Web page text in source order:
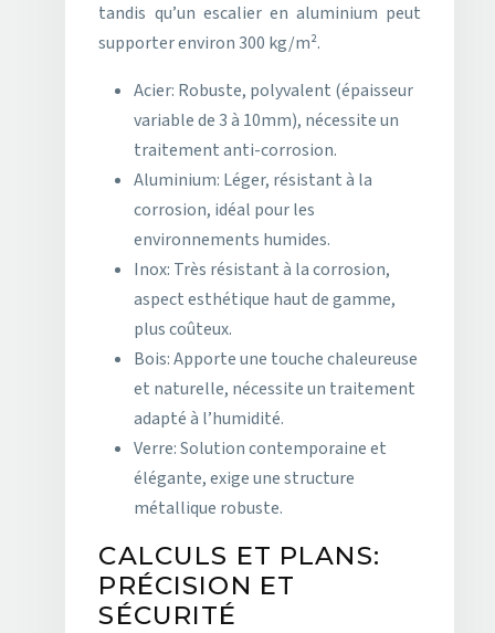
tandis qu’un escalier en aluminium peut
supporter environ 300 kg/m².
Acier: Robuste, polyvalent (épaisseur
variable de 3 à 10mm), nécessite un
traitement anti-corrosion.
Aluminium: Léger, résistant à la
corrosion, idéal pour les
environnements humides.
Inox: Très résistant à la corrosion,
aspect esthétique haut de gamme,
plus coûteux.
Bois: Apporte une touche chaleureuse
et naturelle, nécessite un traitement
adapté à l’humidité.
Verre: Solution contemporaine et
élégante, exige une structure
métallique robuste.
CALCULS ET PLANS:
PRÉCISION ET
SÉCURITÉ